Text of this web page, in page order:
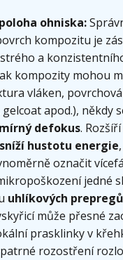
ohniska:
kompozitu je
a
kompozity mohou
vláken,
apod.), někdy
mírný defokus.
sníží hustotu energie
označit
jedné
uhlíkových prepregů
může přesné
prasklinky v
rozostření